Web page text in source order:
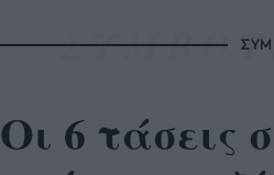
Οι 6 τάσεις